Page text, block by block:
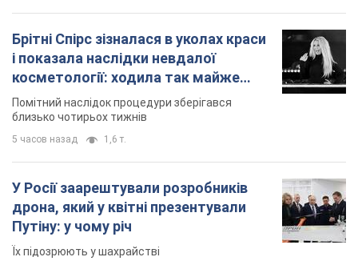
У Росії заарештували розробників
дрона, який у квітні презентували
Путіну: у чому річ
6 часов назад 36,3 т.